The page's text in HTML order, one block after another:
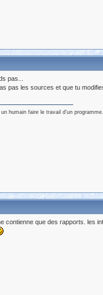
pas...
pas les sources et que tu
humain faire le travail d'un programme.
contienne que des rapports. les